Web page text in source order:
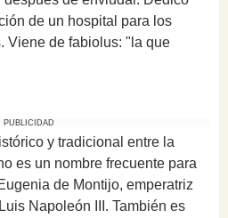
de un hospital para los
Viene de fabiolus: "la que
PUBLICIDAD
y tradicional entre la
es un nombre frecuente para
de Montijo, emperatriz
Napoleón III. También es